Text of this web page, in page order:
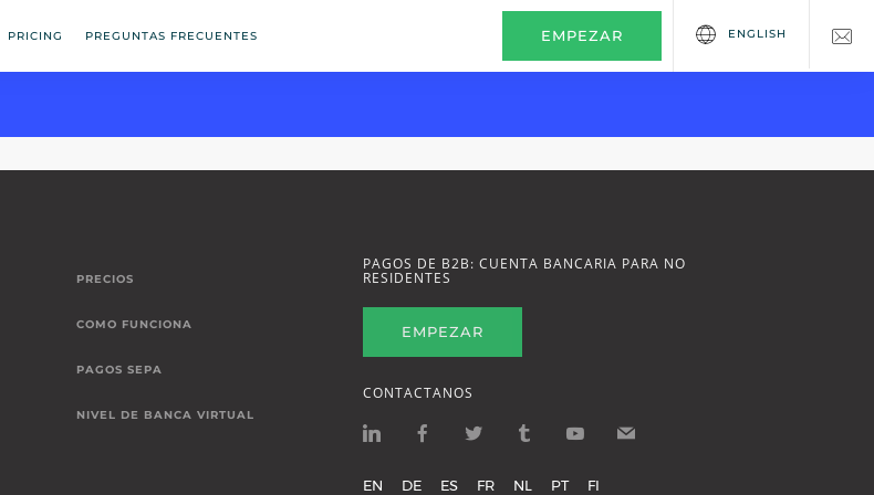
PRICING PREGUNTAS FRECUENTES EMPEZAR ENGLISH
PRECIOS
COMO FUNCIONA
PAGOS SEPA
NIVEL DE BANCA VIRTUAL
PAGOS DE B2B: CUENTA BANCARIA PARA NO
RESIDENTES
EMPEZAR
CONTACTANOS
EN DE ES FR NL PT FI